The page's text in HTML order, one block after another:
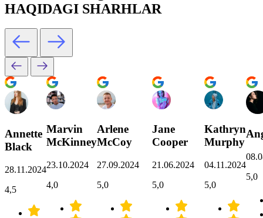
HAQIDAGI SHARHLAR
Annette
Black
28.11.2024
4,5
Marvin
McKinney
23.10.2024
4,0
Arlene
McCoy
27.09.2024
5,0
Jane
Cooper
21.06.2024
5,0
Kathryn
Murphy
04.11.2024
5,0
5,0